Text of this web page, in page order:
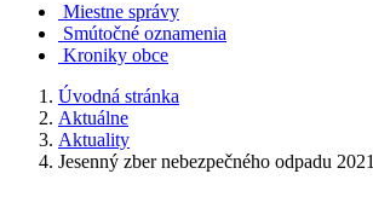
Miestne správy
Smútočné oznamenia
Kroniky obce
Úvodná stránka
Aktuálne
Aktuality
Jesenný zber nebezpečného odpadu 2021